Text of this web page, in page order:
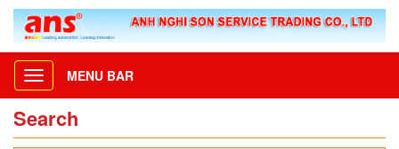
Toggle
navigation
MENU BAR
Search